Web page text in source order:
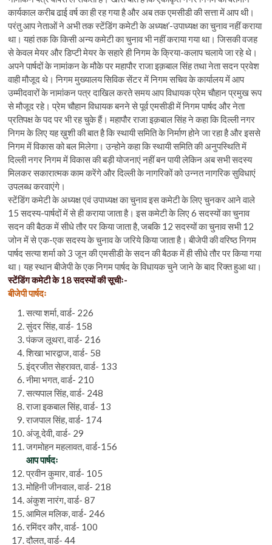
कार्यकाल करीब ढाई वर्ष का ही रह गया है और अब तक एमसीडी की सत्ता में आप थी।
परंतु आप नेताओं ने अभी तक स्टेंडिंग कमेटी के अध्यक्ष’-उपाध्यक्ष का चुनाव नहीं कराया
था। यहां तक कि किसी अन्य कमेटी का चुनाव भी नहीं कराया गया था। जिसकी वजह
से केवल मेयर और डिप्टी मेयर के सहारे ही निगम के क्रिया-कलाप चलाये जा रहे थे।
अपने पार्षदों के नामांकन के मौके पर महापौर राजा इक़बाल सिंह तथा नेता सदन प्रवेश
वाही मौजूद थे। निगम मुख्यालय सिविक सेंटर में निगम सचिव के कार्यालय में आप
उम्मीदवारों के नामांकन पत्र दाखिल करते समय आप विधायक प्रेम चौहान प्रमुख रूप
से मौजूद रहे। प्रेम चौहान विधायक बनने से पूर्व एमसीडी में निगम पार्षद और नेता
प्रतिपक्ष के पद पर भी रह चुके हैं। महापौर राजा इक़बाल सिंह ने कहा कि दिल्ली नगर
निगम के लिए यह ख़ुशी की बात है कि स्थायी समिति के निर्माण होने जा रहा है और इससे
निगम में विकास को बल मिलेगा। उन्होने कहा कि स्थायी समिति की अनुपस्थिति में
दिल्ली नगर निगम में विकास की बड़ी योजनाएं नहीं बन पायी लेकिन अब सभी सदस्य
मिलकर सकारात्मक काम करेंगे और दिल्ली के नागरिकों को उन्नत नागरिक सुविधाएं
उपलब्ध करवाएंगे।
स्टेंडिंग कमेटी के अध्यक्ष एवं उपाध्यक्ष का चुनाव इस कमेटी के लिए चुनकर आने वाले
15 सदस्य-पार्षदों में से ही कराया जाता है। इस कमेटी के लिए 6 सदस्यों का चुनाव
सदन की बैठक में सीधे तौर पर किया जाता है, जबकि 12 सदस्यों का चुनाव सभी 12
जोन में से एक-एक सदस्य के चुनाव के जरिये किया जाता है। बीजेपी की वरिष्ठ निगम
पार्षद सत्या शर्मा को 3 जून की एमसीडी के सदन की बैठक में ही सीधे तौर पर किया गया
था। यह स्थान बीजेपी के एक निगम पार्षद के विधायक चुने जाने के बाद रिक्त हुआ था।
स्टेंडिंग कमेटी के 18 सदस्यों की सूचीः-
बीजेपी पार्षदः
सत्या शर्मा, वार्ड- 226
सुंदर सिंह, वार्ड- 158
पंकज लूथरा, वार्ड- 216
शिखा भारद्वाज, वार्ड- 58
इंद्रजीत सेहरावत, वार्ड- 133
नीमा भगत, वार्ड- 210
सत्यपाल सिंह, वार्ड- 248
राजा इकबाल सिंह, वार्ड- 13
राजपाल सिंह, वार्ड- 174
अंजू देवी, वार्ड- 29
जगमोहन महलावत, वार्ड-156
आप पार्षदः
प्रवीन कुमार, वार्ड- 105
मोहिनी जीनवाल, वार्ड- 218
अंकुश नारंग, वार्ड- 87
आमिल मलिक, वार्ड- 246
रमिंदर कौर, वार्ड- 100
दौलत, वार्ड- 44